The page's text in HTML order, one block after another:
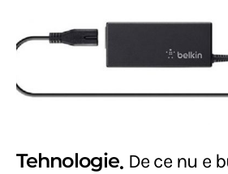
Tehnologie De ce nu e